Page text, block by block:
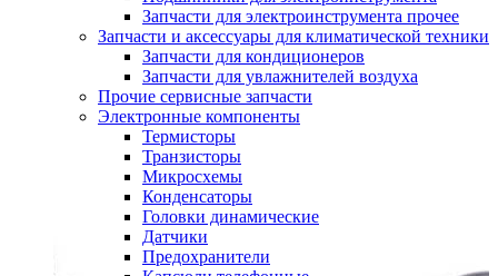
Запчасти для электроинструмента прочее
Запчасти и аксессуары для климатической техники
Запчасти для кондиционеров
Запчасти для увлажнителей воздуха
Прочие сервисные запчасти
Электронные компоненты
Термисторы
Транзисторы
Микросхемы
Конденсаторы
Головки динамические
Датчики
Предохранители